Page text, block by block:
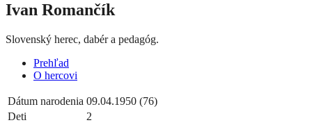
Ivan Romančík
Slovenský herec, dabér a pedagóg.
Prehľad
O hercovi
Dátum narodenia 09.04.1950 (76)
Deti
2